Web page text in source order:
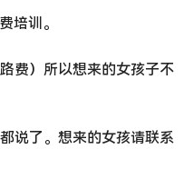
培训。
费）所以想来的女孩子不
说了。想来的女孩请联系